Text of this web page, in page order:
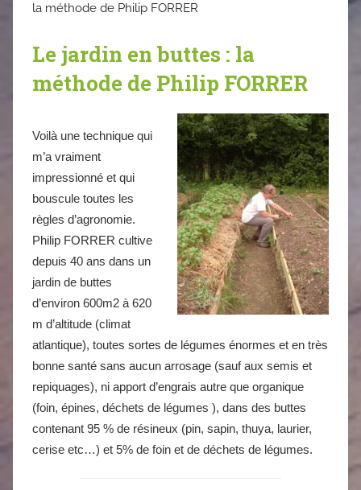
la méthode de Philip FORRER
Le jardin en buttes : la
méthode de Philip FORRER
Voilà une technique qui
m’a vraiment
impressionné et qui
bouscule toutes les
règles d’agronomie.
Philip FORRER cultive
depuis 40 ans dans un
jardin de buttes
d’environ 600m2 à 620
m d’altitude (climat
atlantique), toutes sortes de légumes énormes et en très
bonne santé sans aucun arrosage (sauf aux semis et
repiquages), ni apport d’engrais autre que organique
(foin, épines, déchets de légumes ), dans des buttes
contenant 95 % de résineux (pin, sapin, thuya, laurier,
cerise etc…) et 5% de foin et de déchets de légumes.